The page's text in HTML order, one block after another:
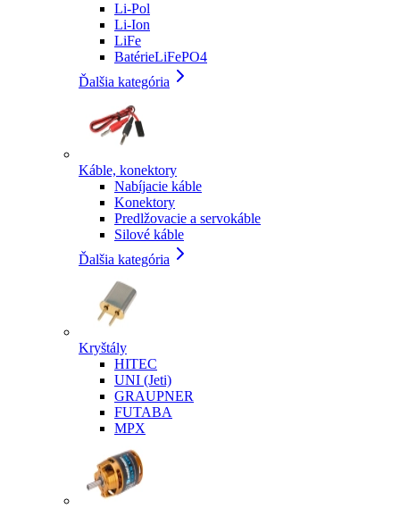
Li-Pol
Li-Ion
LiFe
BatérieLiFePO4
Ďalšia kategória
Káble, konektory
Nabíjacie káble
Konektory
Predlžovacie a servokáble
Silové káble
Ďalšia kategória
Kryštály
HITEC
UNI (Jeti)
GRAUPNER
FUTABA
MPX